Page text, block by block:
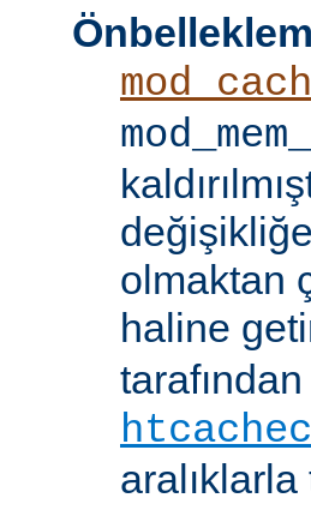
olmaktan
haline